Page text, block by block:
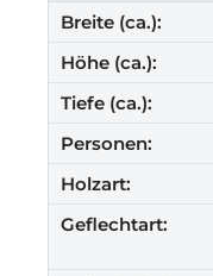
Breite (ca.):
Höhe (ca.):
Tiefe (ca.):
Personen:
Holzart:
Geflechtart: